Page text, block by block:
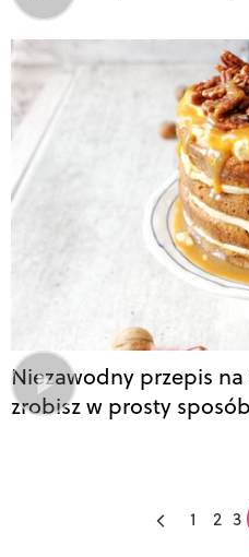
Niezawodny przepis
zrobisz w prosty sposób
1 2 3